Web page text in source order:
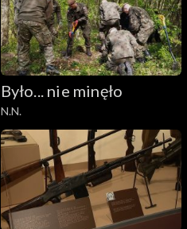
Było... nie minęło
N.N.